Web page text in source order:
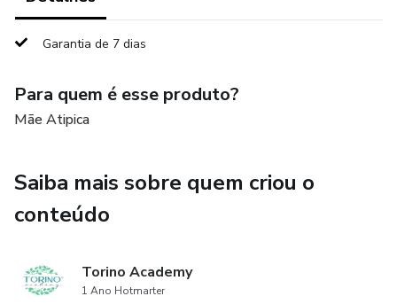
Páginas para planejamento semanal e mensal
Espaço para metas, autocuidado e conquistas pessoais
Ferramentas para organizar terapias, consultas e rotina
familiar
Design delicado, funcional e pensado para sua realidade
utilize em seu tablet
Garantia de 7 dias
Para quem é esse produto?
Mãe Atipica
Saiba mais sobre quem criou o
conteúdo
Torino Academy
1 Ano Hotmarter